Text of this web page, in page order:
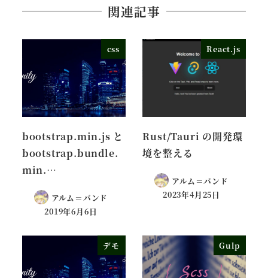
関連記事
css
bootstrap.min.js と
bootstrap.bundle.
min.…
アルム＝バンド
2019年6月6日
React.js
Rust/Tauri の開発環
境を整える
アルム＝バンド
2023年4月25日
デモ Gulp